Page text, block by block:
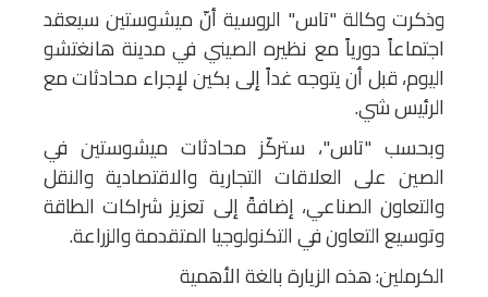
وذكرت وكالة "تاس" الروسية أنّ ميشوستين سيعقد
اجتماعاً دورياً مع نظيره الصيني في مدينة هانغتشو
اليوم، قبل أن يتوجه غداً إلى بكين لإجراء محادثات مع
الرئيس شي.
وبحسب "تاس"، ستركّز محادثات ميشوستين في
الصين على العلاقات التجارية والاقتصادية والنقل
والتعاون الصناعي، إضافةً إلى تعزيز شراكات الطاقة
وتوسيع التعاون في التكنولوجيا المتقدمة والزراعة.
الكرملين: هذه الزيارة بالغة الأهمية